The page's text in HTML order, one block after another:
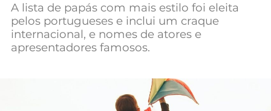
Negócios
Mundial 2026
A lista de papás com mais estilo foi eleita
pelos portugueses e inclui um craque
internacional, e nomes de atores e
apresentadores famosos.